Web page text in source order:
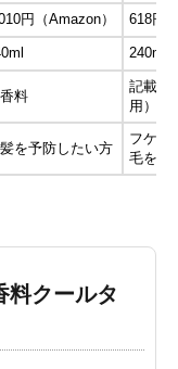
円（Amazon） 618円
240ml
料
記載な
用）
を予防したい方
フケ・
毛を予
料クールタ